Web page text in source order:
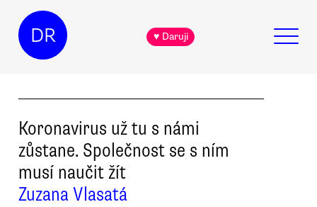
DR ♥ Daruji
Koronavirus už tu s námi
zůstane. Společnost se s ním
musí naučit žít
Zuzana Vlasatá